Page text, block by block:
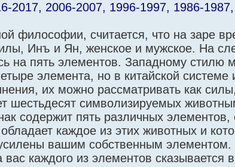
2017, 2006-2007, 1996-1997, 1986-
философии, считается, что нa заре
Инъ и Ян, женское и мужское. На
на пять элементов. Западному стилю
элемента, но в китайской
их можно рассматривать как
шестьдесят символизируемых
содержит пять различных
каждое из этих животных и
вашим собственным элементом.
каждого из элементов сказывается